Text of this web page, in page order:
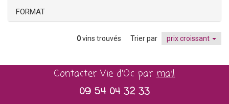
FORMAT
0vins trouvés Trier par prix croissant
Contacter Vie d'Oc parmail
09 54 04 32 33